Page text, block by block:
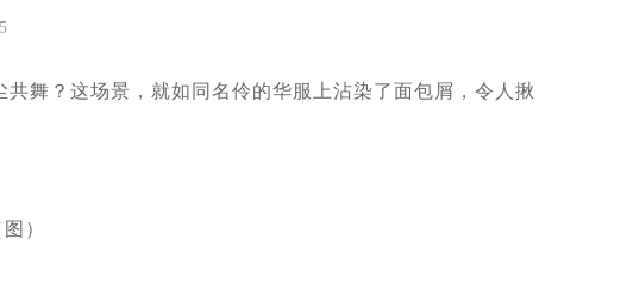
舞？这场景，就如同名伶的华服上沾染了面包屑，令人揪